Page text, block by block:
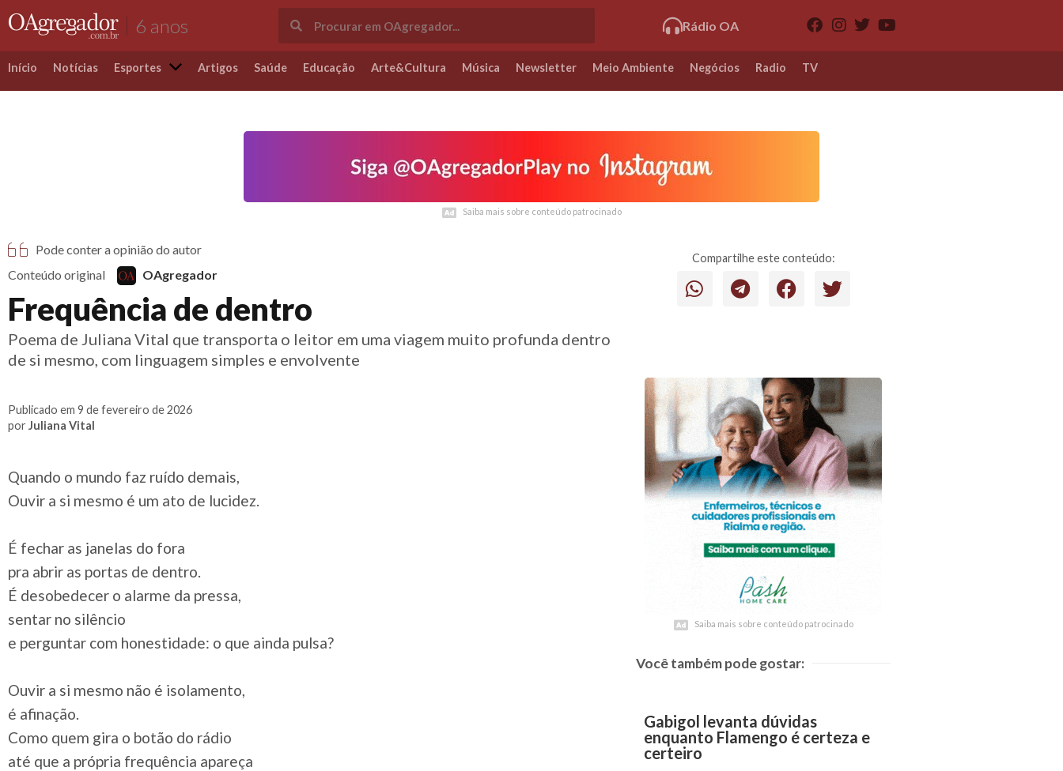
6 anos Rádio OA
Início Notícias Esportes Artigos Saúde Educação Arte&Cultura Música Newsletter Meio Ambiente Negócios Radio TV
Saiba mais sobre conteúdo patrocinado
Saiba mais sobre conteúdo patrocinado
Pode conter a opinião do autor
Conteúdo original
OAgregador
Frequência de dentro
Poema de Juliana Vital que transporta o leitor em uma viagem muito profunda dentro
de si mesmo, com linguagem simples e envolvente
Publicado em 9 de fevereiro de 2026
por Juliana Vital
Quando o mundo faz ruído demais,
Ouvir a si mesmo é um ato de lucidez.
É fechar as janelas do fora
pra abrir as portas de dentro.
É desobedecer o alarme da pressa,
sentar no silêncio
e perguntar com honestidade: o que ainda pulsa?
Ouvir a si mesmo não é isolamento,
é afinação.
Como quem gira o botão do rádio
até que a própria frequência apareça
Compartilhe este conteúdo:
Saiba mais sobre conteúdo patrocinado
Saiba mais sobre conteúdo patrocinado
Você também pode gostar:
Gabigol levanta dúvidas
enquanto Flamengo é certeza e
certeiro